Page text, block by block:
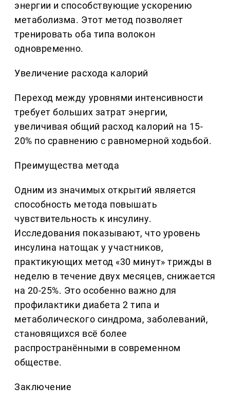
энергии и способствующие ускорению
метаболизма. Этот метод позволяет
тренировать оба типа волокон
одновременно.
Увеличение расхода калорий
Переход между уровнями интенсивности
требует больших затрат энергии,
увеличивая общий расход калорий на 15-
20% по сравнению с равномерной ходьбой.
Преимущества метода
Одним из значимых открытий является
способность метода повышать
чувствительность к инсулину.
Исследования показывают, что уровень
инсулина натощак у участников,
практикующих метод «30 минут» трижды в
неделю в течение двух месяцев, снижается
на 20-25%. Это особенно важно для
профилактики диабета 2 типа и
метаболического синдрома, заболеваний,
становящихся всё более
распространёнными в современном
обществе.
Заключение